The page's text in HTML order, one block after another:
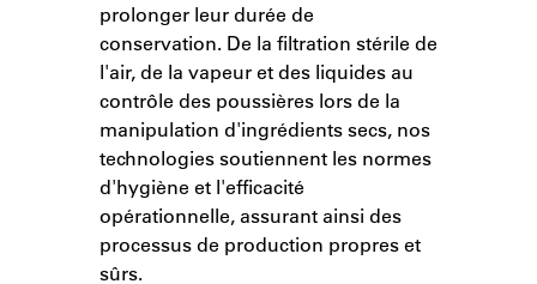
prolonger leur durée de
conservation. De la filtration stérile de
l'air, de la vapeur et des liquides au
contrôle des poussières lors de la
manipulation d'ingrédients secs, nos
technologies soutiennent les normes
d'hygiène et l'efficacité
opérationnelle, assurant ainsi des
processus de production propres et
sûrs.